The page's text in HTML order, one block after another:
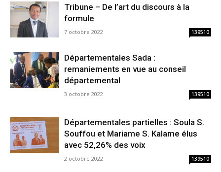
Tribune – De l’art du discours à la
formule
7 octobre 2022 139510
Départementales Sada :
remaniements en vue au conseil
départemental
3 octobre 2022 139510
Départementales partielles : Soula S.
Souffou et Mariame S. Kalame élus
avec 52,26% des voix
2 octobre 2022 139510